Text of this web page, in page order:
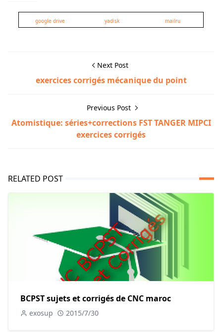
google drive yadisk mailru
Next Post
exercices corrigés mécanique du point
Previous Post
Atomistique: séries+corrections FST TANGER MIPCI
exercices corrigés
RELATED POST
BCPST sujets et corrigés de CNC maroc
exosup 2015/7/30